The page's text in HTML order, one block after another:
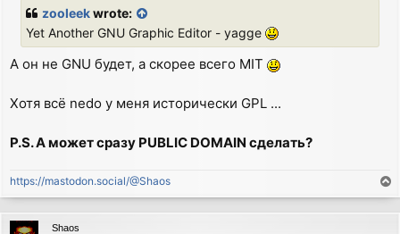
zooleekwrote:
Yet Another GNU Graphic Editor - yagge
А он не GNU будет, а скорее всего MIT
Хотя всё nedo у меня исторически GPL ...
P.S. А может сразу PUBLIC DOMAIN сделать?
https://mastodon.social/@Shaos
o
p
Shaos